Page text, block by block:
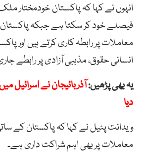
انہوں نے کہا کہ پاکستان خودمختار
فیصلے خود کر سکتا ہے جبکہ پاکستان
معاملات پر رابطہ کاری کرتے ہیں اور
انسانی حقوق، مذہبی آزادی پر رابطے
یہ بھی پڑھیں:آذربائیجان نے اسرائیل
دیا
ویدانت پٹیل نے کہا کہ پاکستان کے
معاملات پر بھی اہم شراکت داری ہے۔